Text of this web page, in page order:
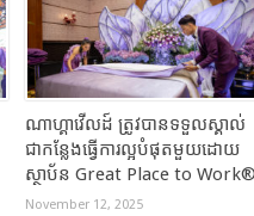
ណាហ្គាវើលដ៍ ត្រូវបានទទួលស្គាល់
ជាកន្លែងធ្វើការល្អបំផុតមួយដោយ
ស្ថាប័ន Great Place to
November 12, 2025